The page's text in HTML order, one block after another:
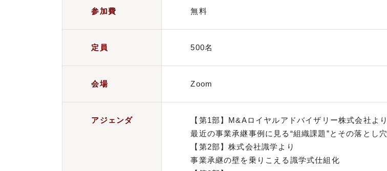
参加費 無料
定員 500名
会場 Zoom
アジェンダ
【第1部】M&Aロイヤルアドバイザリー株式会社より
最近の事業承継事例に見る“組織課題”とその落とし穴
【第2部】株式会社識学より
事業承継の壁を乗りこえる識学式仕組化